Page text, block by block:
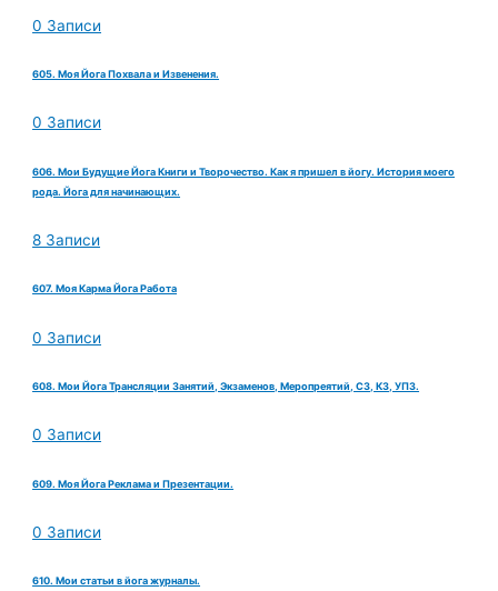
0 Записи
605. Моя Йога Похвала и Извенения.
0 Записи
606. Мои Будущие Йога Книги и Творочество. Как я пришел в йогу. История моего
рода. Йога для начинающих.
8 Записи
607. Моя Карма Йога Работа
0 Записи
608. Мои Йога Трансляции Занятий, Экзаменов, Меропреятий, СЗ, КЗ, УПЗ.
0 Записи
609. Моя Йога Реклама и Презентации.
0 Записи
610. Мои статьи в йога журналы.